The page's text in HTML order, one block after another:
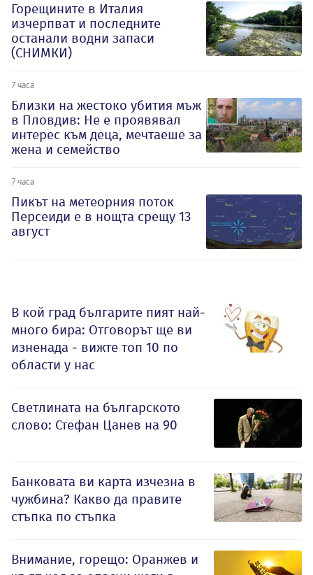
Горещините в Италия
изчерпват и последните
останали водни запаси
(СНИМКИ)
7 часа
Близки на жестоко убития мъж
в Пловдив: Не е проявявал
интерес към деца, мечтаеше за
жена и семейство
7 часа
Пикът на метеорния поток
Персеиди е в нощта срещу 13
август
В кой град българите пият най-
много бира: Отговорът ще ви
изненада - вижте топ 10 по
области у нас
Светлината на българското
слово: Стефан Цанев на 90
Банковата ви карта изчезна в
чужбина? Какво да правите
стъпка по стъпка
Внимание, горещо: Оранжев и